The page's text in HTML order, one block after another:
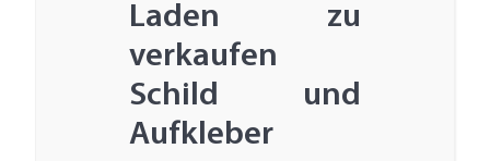
Laden zu
verkaufen
Schild und
Aufkleber